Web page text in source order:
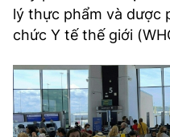
lý thực phẩm và dược
chức Y tế thế giới